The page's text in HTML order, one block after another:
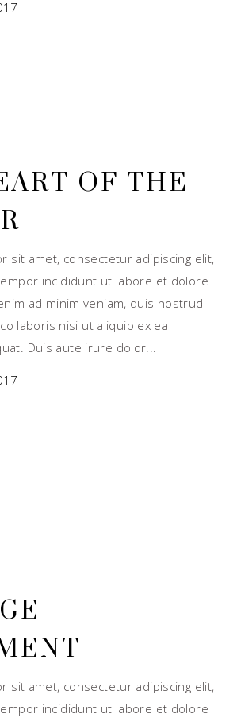
OF THE
sit amet, consectetur adipiscing elit,
incididunt ut labore et dolore
ad minim veniam, quis nostrud
laboris nisi ut aliquip ex ea
Duis aute irure dolor
sit amet, consectetur adipiscing elit,
incididunt ut labore et dolore